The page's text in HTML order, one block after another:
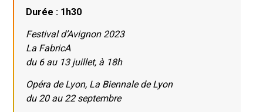
Durée : 1h30
Festival d’Avignon 2023
La FabricA
du 6 au 13 juillet, à 18h
Opéra de Lyon, La Biennale de Lyon
du 20 au 22 septembre